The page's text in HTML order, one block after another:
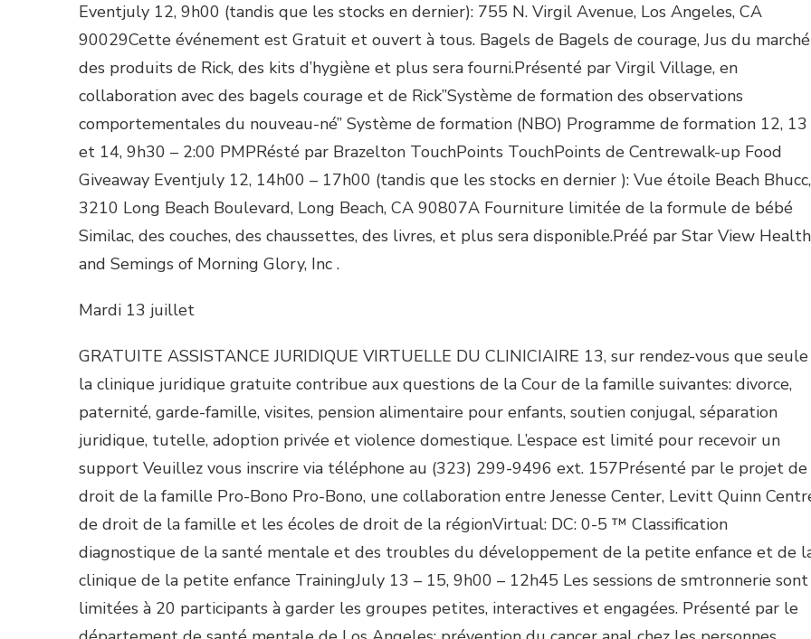
Eventjuly 12, 9h00 (tandis que les stocks en dernier): 755 N. Virgil Avenue, Los Angeles, CA
90029Cette événement est Gratuit et ouvert à tous. Bagels de Bagels de courage, Jus du marché
des produits de Rick, des kits d’hygiène et plus sera fourni.Présenté par Virgil Village, en
collaboration avec des bagels courage et de Rick”Système de formation des observations
comportementales du nouveau-né” Système de formation (NBO) Programme de formation 12, 13
et 14, 9h30 – 2:00 PMPRésté par Brazelton TouchPoints TouchPoints de Centrewalk-up Food
Giveaway Eventjuly 12, 14h00 – 17h00 (tandis que les stocks en dernier ): Vue étoile Beach Bhucc,
3210 Long Beach Boulevard, Long Beach, CA 90807A Fourniture limitée de la formule de bébé
Similac, des couches, des chaussettes, des livres, et plus sera disponible.Préé par Star View Health
and Semings of Morning Glory, Inc .
Mardi 13 juillet
GRATUITE ASSISTANCE JURIDIQUE VIRTUELLE DU CLINICIAIRE 13, sur rendez-vous que seule
la clinique juridique gratuite contribue aux questions de la Cour de la famille suivantes: divorce,
paternité, garde-famille, visites, pension alimentaire pour enfants, soutien conjugal, séparation
juridique, tutelle, adoption privée et violence domestique. L’espace est limité pour recevoir un
support Veuillez vous inscrire via téléphone au (323) 299-9496 ext. 157Présenté par le projet de
droit de la famille Pro-Bono Pro-Bono, une collaboration entre Jenesse Center, Levitt Quinn
de droit de la famille et les écoles de droit de la régionVirtual: DC: 0-5 ™ Classification
diagnostique de la santé mentale et des troubles du développement de la petite enfance et de
clinique de la petite enfance TrainingJuly 13 – 15, 9h00 – 12h45 Les sessions de smtronnerie sont
limitées à 20 participants à garder les groupes petites, interactives et engagées. Présenté par le